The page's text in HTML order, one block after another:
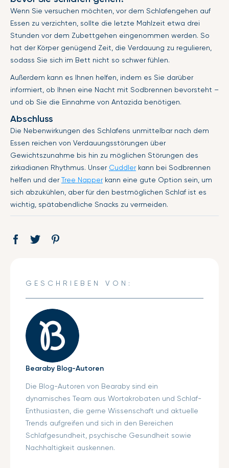
Wenn Sie versuchen möchten, vor dem Schlafengehen auf
Essen zu verzichten, sollte die letzte Mahlzeit etwa drei
Stunden vor dem Zubettgehen eingenommen werden. So
hat der Körper genügend Zeit, die Verdauung zu regulieren,
sodass Sie sich im Bett nicht so schwer fühlen.
Außerdem kann es Ihnen helfen, indem es Sie darüber
informiert, ob Ihnen eine Nacht mit Sodbrennen bevorsteht –
und ob Sie die Einnahme von Antazida benötigen.
Abschluss
Die Nebenwirkungen des Schlafens unmittelbar nach dem
Essen reichen von Verdauungsstörungen über
Gewichtszunahme bis hin zu möglichen Störungen des
zirkadianen Rhythmus. Unser Cuddlerkann bei Sodbrennen
helfen und derTree Napperkann eine gute Option sein, um
sich abzukühlen, aber für den bestmöglichen Schlaf ist es
wichtig, spätabendliche Snacks zu vermeiden.
Auf
Öffnet
Tweet
Öffnet
GESCHRIEBEN VON:
Bearaby Blog-Autoren
Die Blog-Autoren von Bearaby sind ein
dynamisches Team aus Wortakrobaten und Schlaf-
Enthusiasten, die gerne Wissenschaft und aktuelle
Trends aufgreifen und sich in den Bereichen
Schlafgesundheit, psychische Gesundheit sowie
Nachhaltigkeit auskennen.